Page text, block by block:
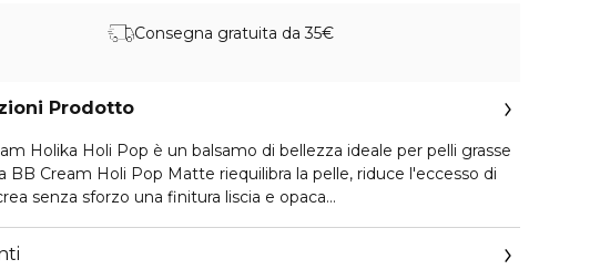
Consegna gratuita da 35€
Prodotto
Holika Holi Pop è un balsamo di bellezza ideale per pelli grasse
BB Cream Holi Pop Matte riequilibra la pelle, riduce l'eccesso di
senza sforzo una finitura liscia e opaca…